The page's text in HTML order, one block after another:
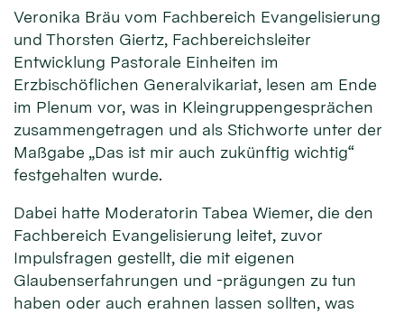
Veronika Bräu vom Fachbereich Evangelisierung
und Thorsten Giertz, Fachbereichsleiter
Entwicklung Pastorale Einheiten im
Erzbischöflichen Generalvikariat, lesen am Ende
im Plenum vor, was in Kleingruppengesprächen
zusammengetragen und als Stichworte unter der
Maßgabe „Das ist mir auch zukünftig wichtig“
festgehalten wurde.
Dabei hatte Moderatorin Tabea Wiemer, die den
Fachbereich Evangelisierung leitet, zuvor
Impulsfragen gestellt, die mit eigenen
Glaubenserfahrungen und -prägungen zu tun
haben oder auch erahnen lassen sollten, was